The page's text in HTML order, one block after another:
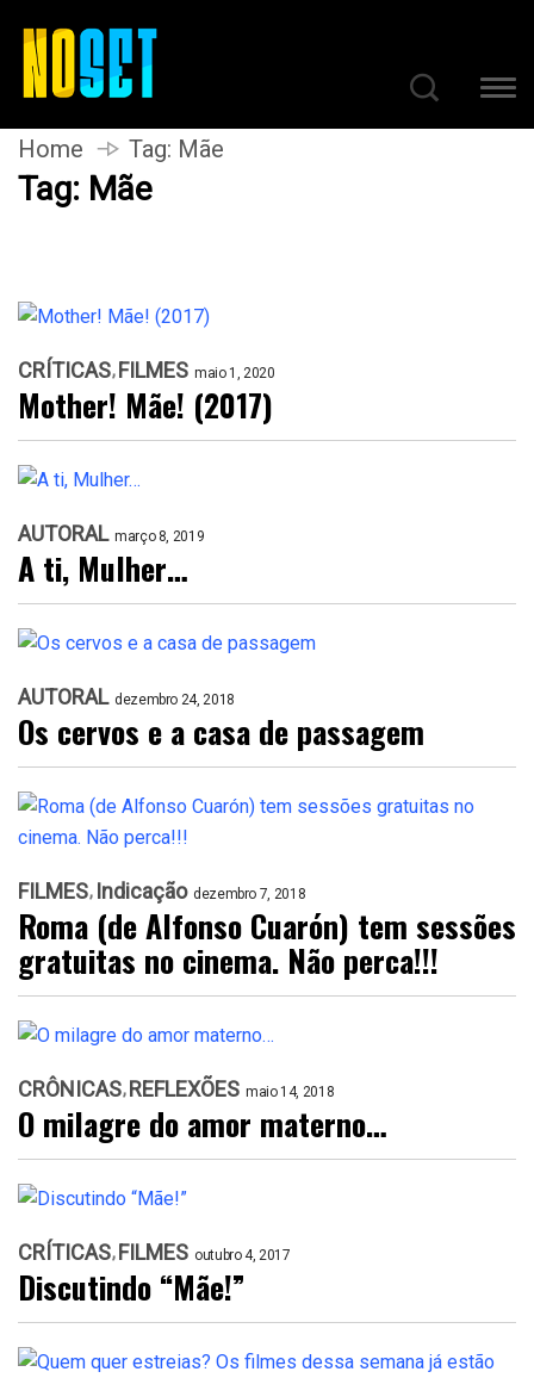
Home Tag: Mãe
Tag: Mãe
CRÍTICAS FILMES maio 1, 2020
Mother! Mãe! (2017)
AUTORAL março 8, 2019
A ti, Mulher…
AUTORAL dezembro 24, 2018
Os cervos e a casa de passagem
FILMES Indicação dezembro 7, 2018
Roma (de Alfonso Cuarón) tem sessões
gratuitas no cinema. Não perca!!!
CRÔNICAS REFLEXÕES maio 14, 2018
O milagre do amor materno…
CRÍTICAS FILMES outubro 4, 2017
Discutindo “Mãe!”